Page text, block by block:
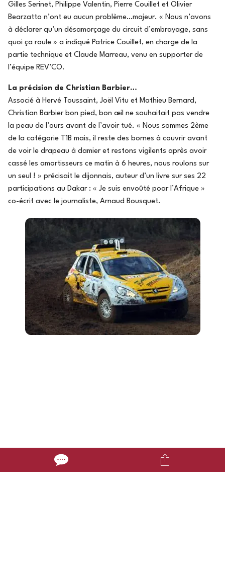
Gilles Serinet, Philippe Valentin, Pierre Couillet et Olivier
Bearzatto n’ont eu aucun problème…majeur. « Nous n’avons
à déclarer qu’un désamorçage du circuit d’embrayage, sans
quoi ça roule » a indiqué Patrice Couillet, en charge de la
partie technique et Claude Marreau, venu en supporter de
l’équipe REV’CO.
La précision de Christian Barbier…
Associé à Hervé Toussaint, Joël Vitu et Mathieu Bernard,
Christian Barbier bon pied, bon œil ne souhaitait pas vendre
la peau de l’ours avant de l’avoir tué. « Nous sommes 2ème
de la catégorie T1B mais, il reste des bornes à couvrir avant
de voir le drapeau à damier et restons vigilents après avoir
cassé les amortisseurs ce matin à 6 heures, nous roulons sur
un seul ! » précisait le dijonnais, auteur d’un livre sur ses 22
participations au Dakar : « Je suis envoûté poar l’Afrique »
co-écrit avec le journaliste, Arnaud Bousquet.